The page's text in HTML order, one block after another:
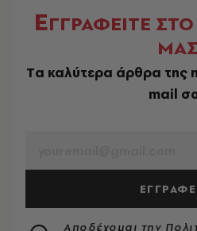
ΕΓΓΡΑΦΕΙΤΕ ΣΤΟ
ΜΑΣ
Tα καλύτερα άρθρα της
mail
Αποδέχομαι την